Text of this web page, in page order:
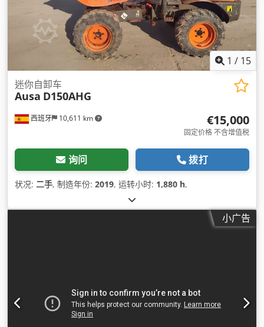
1 / 15
西班牙 10,611 km
迷你自卸车
Ausa D150AHG
€15,000
固定价格 不含增值税
询问 拨打
状况: 二手, 制造年份: 2019, 运转小时: 1,880 h,
小广告